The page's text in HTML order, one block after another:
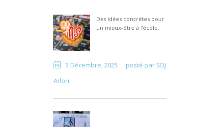
Des idées concrètes pour
un mieux-être à l'école.
3 Décembre, 2025 posté par SDJ
Arlon